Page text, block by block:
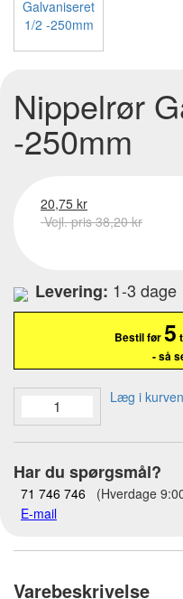
Nippelrør
-250mm
20,75 kr
Vejl. pris 38,20 kr
Levering: 1-3 dage
Bestil før5
- så
Læg i kurven
Har du spørgsmål?
71 746 746 (Hverdage
E-mail
Varebeskrivelse